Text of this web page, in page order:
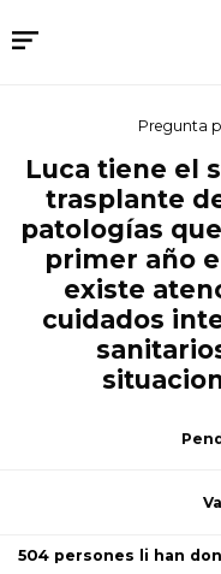
Pregunta
Luca tiene el
trasplante
patologías
primer año
existe
cuidados
504 persones li han